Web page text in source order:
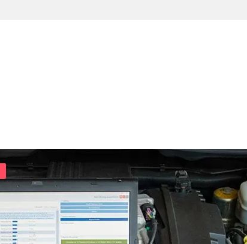
Dämpfungssystem vorne rechts
Diagnoseschnittstelle (EOBD/OBDII)
Diebstahlwarnanlage
Dynamiksteuerung
Einparkhilfe
Einparkhilfe Lenkhilfe